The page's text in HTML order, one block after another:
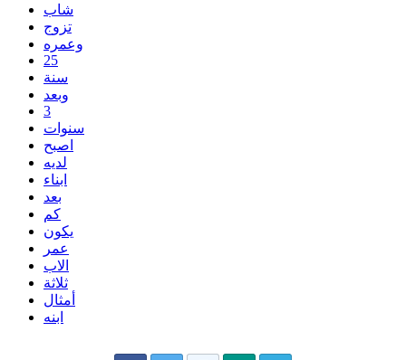
شاب
تزوج
وعمره
25
سنة
وبعد
3
سنوات
اصبح
لديه
ابناء
بعد
كم
يكون
عمر
الاب
ثلاثة
أمثال
ابنه